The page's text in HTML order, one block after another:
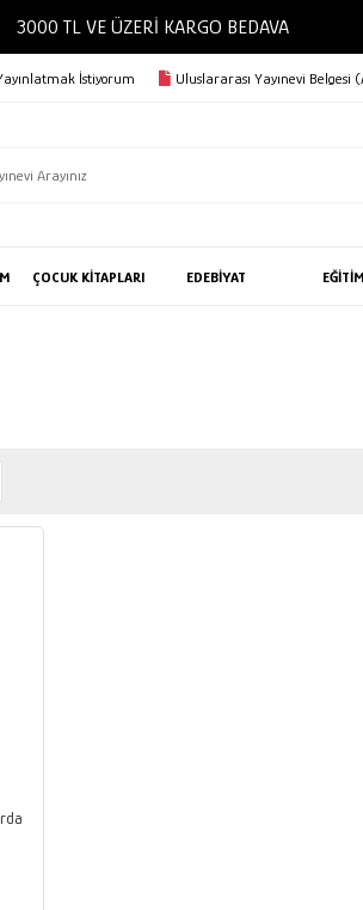
3000 TL VE ÜZERİ KARGO BEDAVA
İstiyorum Uluslararası Yayınevi Belgesi
ÇOCUK KİTAPLARI EDEBİYAT EĞİTİM